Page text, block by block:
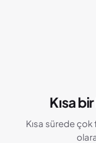
Kısa
Kısa sürede